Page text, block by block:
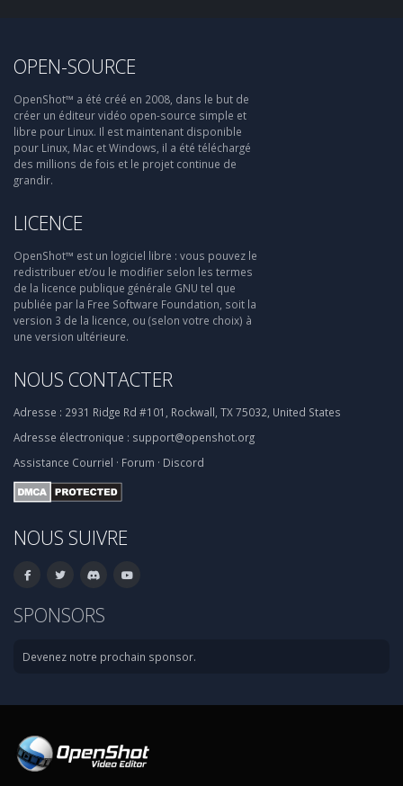
OPEN-SOURCE
OpenShot™ a été créé en 2008, dans le but de
créer un éditeur vidéo open-source simple et
libre pour Linux. Il est maintenant disponible
pour Linux, Mac et Windows, il a été téléchargé
des millions de fois et le projet continue de
grandir.
LICENCE
OpenShot™ est un logiciel libre : vous pouvez le
redistribuer et/ou le modifier selon les termes
de la licence publique générale GNU tel que
publiée par la Free Software Foundation, soit la
version 3 de la licence, ou (selon votre choix) à
une version ultérieure.
NOUS CONTACTER
Adresse : 2931 Ridge Rd #101, Rockwall, TX 75032, United States
Adresse électronique : support@openshot.org
Assistance Courriel · Forum · Discord
NOUS SUIVRE
SPONSORS
Devenez notre prochain sponsor.